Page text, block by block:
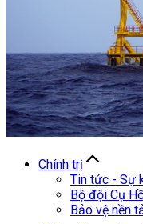
Chính trị
Tin tức - Sự
Bộ đội Cụ
Bảo vệ nền